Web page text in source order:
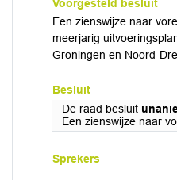
Voorgesteld besluit
Een zienswijze naar
meerjarig
Groningen en Noord-
Besluit
De raad besluit
Een zienswijze naar
Sprekers